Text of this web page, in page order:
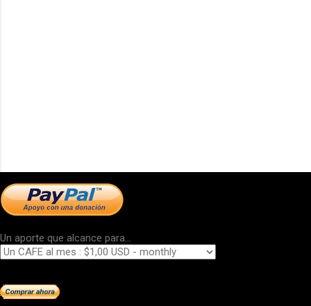
Un aporte que alcance para...